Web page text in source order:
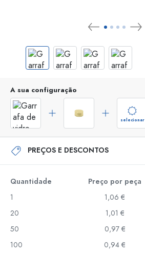
A sua configuração
selecionar
PREÇOS E DESCONTOS
Quantidade Preço por peça
1
1,06 €
20
1,01 €
50
0,97 €
100
0,94 €